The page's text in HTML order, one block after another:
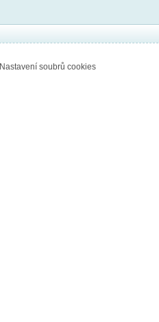
Nastavení soubrů cookies